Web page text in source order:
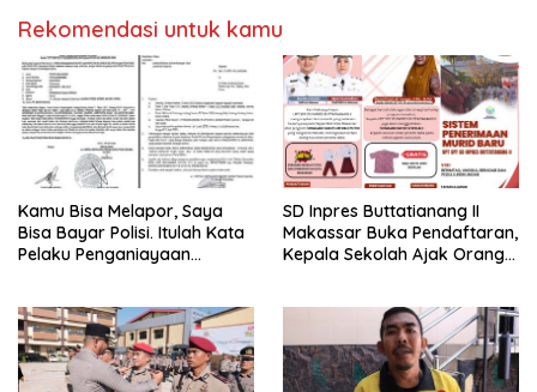
Rekomendasi untuk kamu
Kamu Bisa Melapor, Saya
Bisa Bayar Polisi. Itulah Kata
Pelaku Penganiayaan
Ini Belum Di Tangkap
SD Inpres Buttatianang II
Makassar Buka Pendaftaran,
Kepala Sekolah Ajak Orang